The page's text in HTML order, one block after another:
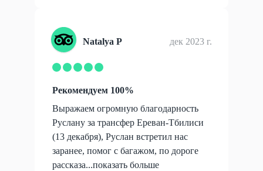
Natalya P дек 2023 г.
Рекомендуем 100%
Выражаем огромную благодарность
Руслану за трансфер Ереван-Тбилиси
(13 декабря), Руслан встретил нас
заранее, помог с багажом, по дороге
рассказа...показать больше